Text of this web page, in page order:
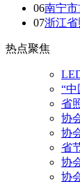
06南宁市
07浙江
热点聚焦
“
省
协
协
省
协
协